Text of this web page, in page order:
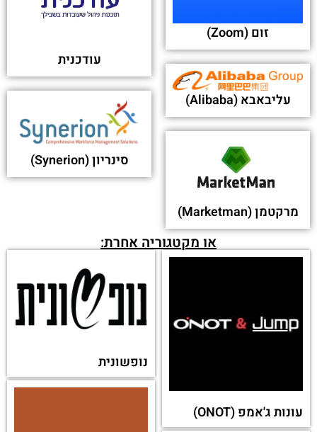
זום (Zoom)
עודכנית
עליבאבא (Alibaba)
סינריון (Synerion)
מרקטמן (Marketman)
או מקטגוריה אחרת:
עונות ג'אמפ (ONOT)
נופשונית